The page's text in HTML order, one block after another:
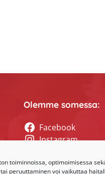
toiminnoissa, optimoimisessa
peruuttaminen voi vaikuttaa
Olemme somessa:
Facebook
Instagram